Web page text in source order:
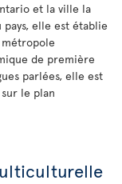
et la ville la
pays, elle est établie
de première
parlées, elle est
le plan